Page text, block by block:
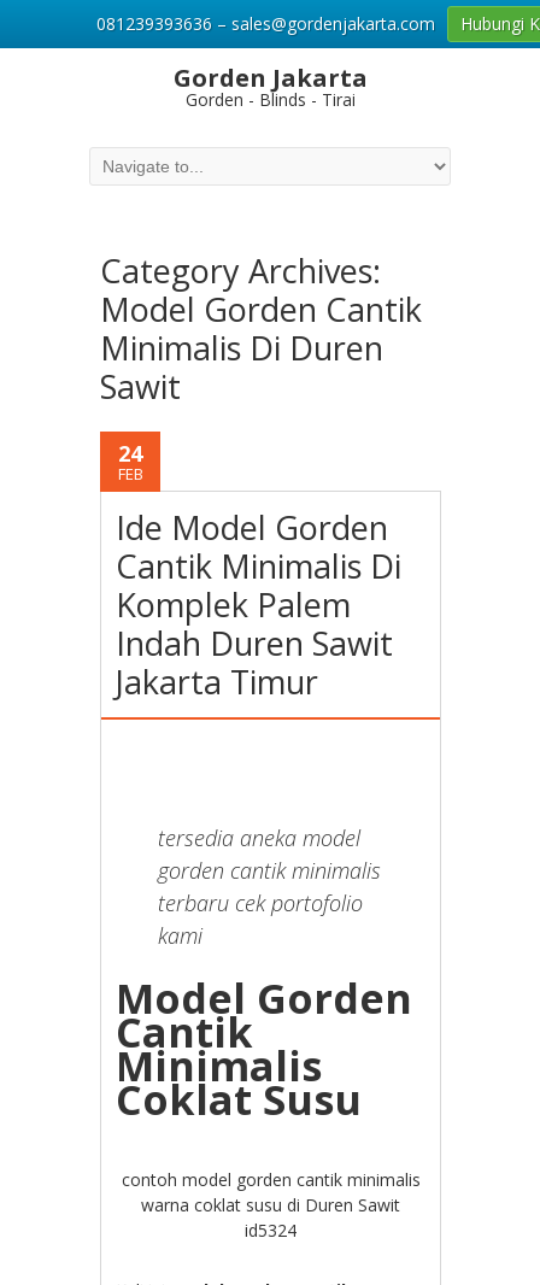
Gorden Jakarta
Gorden - Blinds - Tirai
Category Archives:
Model Gorden Cantik
Minimalis Di Duren
Sawit
24
FEB
Ide Model Gorden
Cantik Minimalis Di
Komplek Palem
Indah Duren Sawit
Jakarta Timur
tersedia aneka model
gorden cantik minimalis
terbaru cek portofolio
kami
Model Gorden
Cantik
Minimalis
Coklat Susu
contoh model gorden cantik minimalis
warna coklat susu di Duren Sawit
id5324
081239393636 – sales@gordenjakarta.com Hubungi